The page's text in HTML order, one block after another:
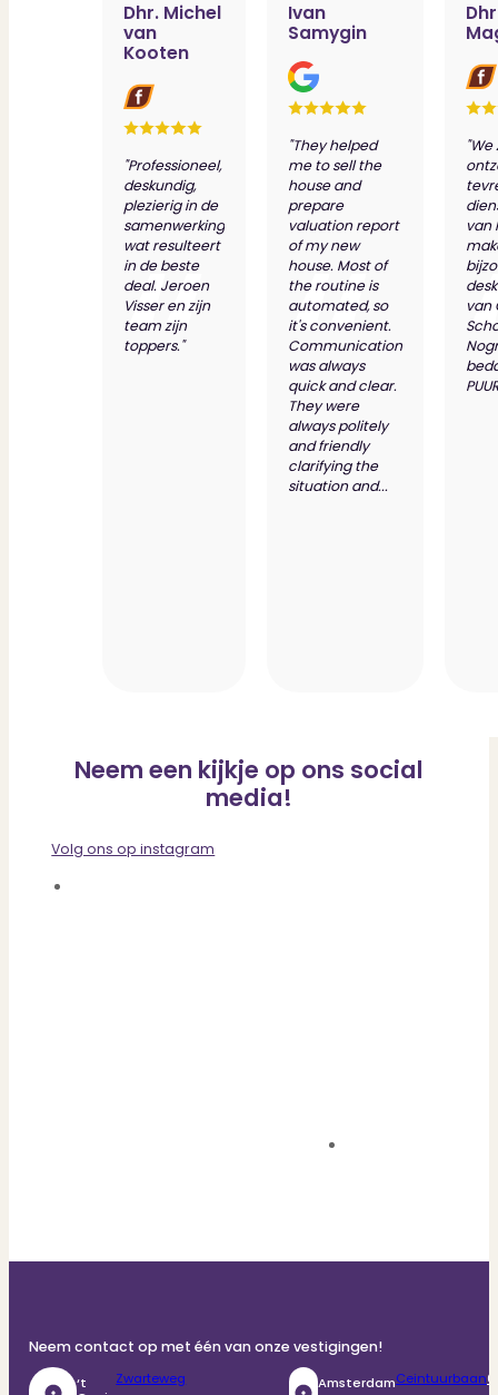
Dhr. Michel
van
Kooten
"Professioneel,
deskundig,
plezierig in de
samenwerking
wat resulteert
in de beste
deal. Jeroen
Visser en zijn
team zijn
toppers."
Ivan
Samygin
"They helped
me to sell the
house and
prepare
valuation report
of my new
house. Most of
the routine is
automated, so
it's convenient.
Communication
was always
quick and clear.
They were
always politely
and friendly
clarifying the
situation and...
"We
van
van
Neem een kijkje op ons social
media!
Volg ons op instagram
Neem contact op met één van onze vestigingen!
‘t
Zwarteweg
AmsterdamCeintuurbaan